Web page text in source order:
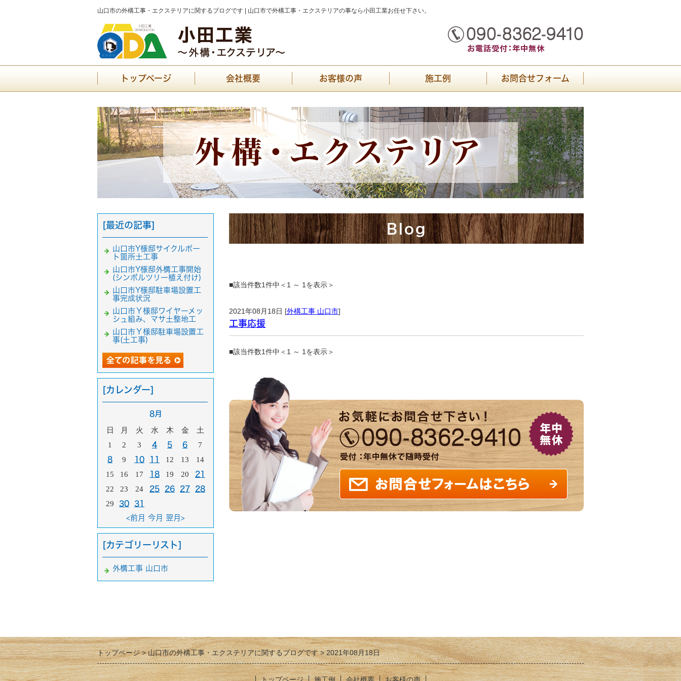
山口市の外構工事・エクステリアに関するブログです | 山口市で外構工事・エクステリアの事なら小田工業お任せ下さい。
トップページ 会社概要 お客様の声 施工例 お問合せフォーム
Blog
■該当件数1件中＜1 ～ 1を表示＞
2021年08月18日 [外構工事 山口市]
工事応援
■該当件数1件中＜1 ～ 1を表示＞
[最近の記事]
山口市Y様邸サイクルポー
ト箇所土工事
山口市Y様邸外構工事開始
(シンボルツリー植え付け)
山口市Y様邸駐車場設置工
事完成状況
山口市Ｙ様邸ワイヤーメッ
シュ組み、マサ土整地工
山口市Ｙ様邸駐車場設置工
事(土工事)
[カレンダー]
8月
日 月 火 水 木 金
土
1
2 3 4 5 6 7
8 9 10 11 12 13
14
15
16 17 18 19 20 21
22 23 24 25 26 27 28
29 30
31
<前月 今月 翌月>
[カテゴリーリスト]
外構工事 山口市
トップページ 山口市の外構工事・エクステリアに関するブログです 2021年08月18日